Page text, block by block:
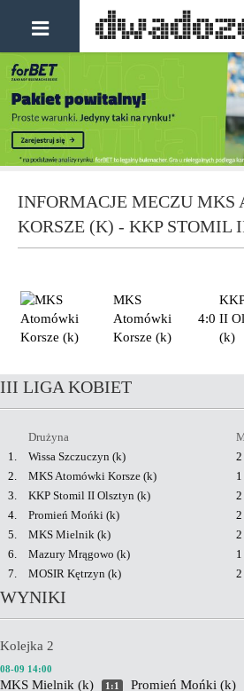
INFORMACJE MECZU MKS
KORSZE (K) - KKP STOMIL
MKS
Atomówki
Korsze (k)
4:0 II
(k)
III LIGA KOBIET
Drużyna
1.
Wissa Szczuczyn (k) 2
2.
MKS Atomówki Korsze (k) 1
3.
KKP Stomil II Olsztyn (k) 2
4.
Promień Mońki (k) 2
5.
MKS Mielnik (k) 2
6.
Mazury Mrągowo (k) 1
7.
MOSIR Kętrzyn (k) 2
WYNIKI
Kolejka 2
08-09 14:00
MKS Mielnik (k) 1:1 Promień Mońki (k)